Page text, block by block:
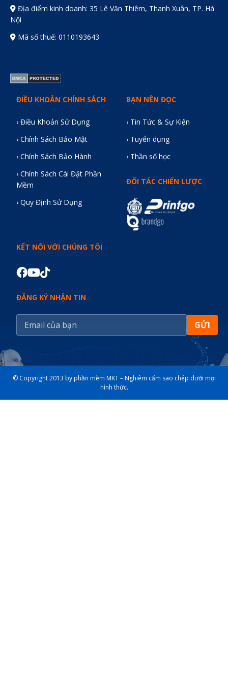
Địa điểm kinh doanh: 35 Lê Văn Thiêm, Thanh Xuân, TP. Hà
Nội
Mã số thuế: 0110193643
ĐIỀU KHOẢN CHÍNH SÁCH
› Điều Khoản Sử Dụng
› Chính Sách Bảo Mật
› Chính Sách Bảo Hành
› Chính Sách Cài Đặt Phần
Mềm
› Quy Định Sử Dụng
BẠN NÊN ĐỌC
› Tin Tức & Sự Kiện
› Tuyển dụng
› Thần số học
ĐỐI TÁC CHIẾN LƯỢC
KẾT NỐI VỚI CHÚNG TÔI
ĐĂNG KÝ NHẬN TIN
GỬI
© Copyright 2013 by phần mềm MKT – Nghiêm cấm sao chép dưới mọi
hình thức.